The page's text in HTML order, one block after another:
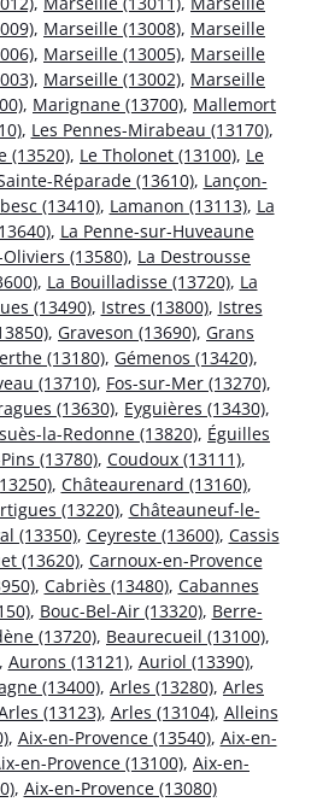
, Marseille (13008), Marseille
, Marseille (13005), Marseille
, Marseille (13002), Marseille
, Marignane (13700), Mallemort
, Les Pennes-Mirabeau (13170),
(13520), Le Tholonet (13100), Le
Réparade (13610), Lançon-
(13410), Lamanon (13113), La
, La Penne-sur-Huveaune
(13580), La Destrousse
, La Bouilladisse (13720), La
(13490), Istres (13800), Istres
, Graveson (13690), Grans
(13180), Gémenos (13420),
(13710), Fos-sur-Mer (13270),
(13630), Eyguières (13430),
la-Redonne (13820), Éguilles
(13780), Coudoux (13111),
, Châteaurenard (13160),
(13220), Châteauneuf-le-
(13350), Ceyreste (13600), Cassis
(13620), Carnoux-en-Provence
, Cabriès (13480), Cabannes
, Bouc-Bel-Air (13320), Berre-
(13720), Beaurecueil (13100),
Aurons (13121), Auriol (13390),
(13400), Arles (13280), Arles
(13123), Arles (13104), Alleins
, Aix-en-Provence (13540), Aix-en-
en-Provence (13100), Aix-en-
, Aix-en-Provence (13080)